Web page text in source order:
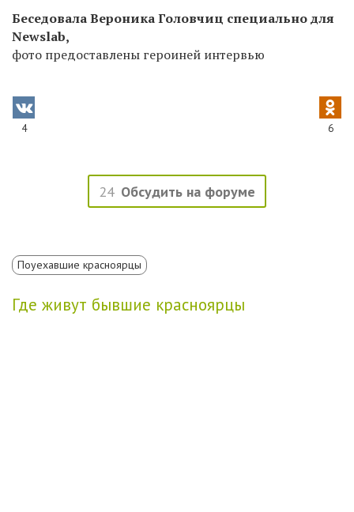
Беседовала Вероника Головчиц специально для
Newslab,
фото предоставлены героиней интервью
4 6
24 Обсудить на форуме
Поуехавшие красноярцы
Где живут бывшие красноярцы